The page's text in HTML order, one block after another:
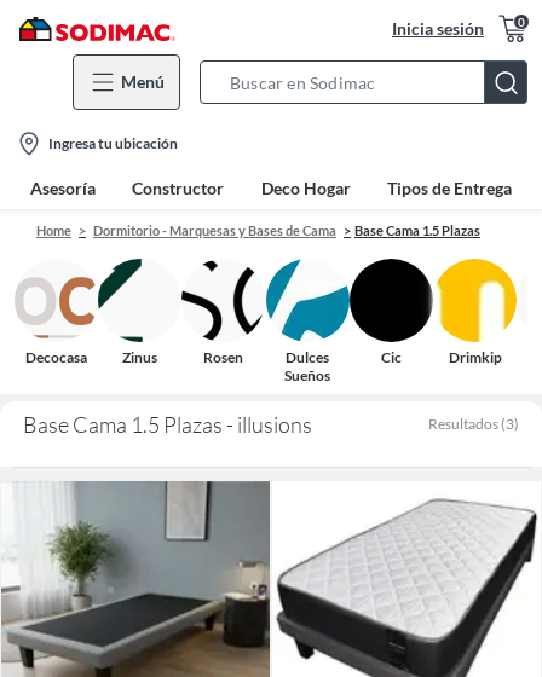
Inicia sesión 0
Menú
Bar
location-
icon
Ingresa tu ubicación
Asesoría Constructor Deco Hogar Tipos de Entrega
Home Dormitorio - Marquesas y Bases de Cama Base Cama 1.5 Plazas
Decocasa Zinus Rosen
Dulces
Sueños
Cic Drimkip
Base Cama 1.5 Plazas - illusions Resultados (3)